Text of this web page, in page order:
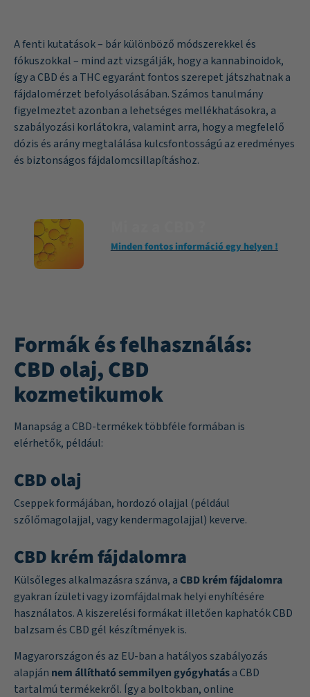
A fenti kutatások – bár különböző módszerekkel és
fókuszokkal – mind azt vizsgálják, hogy a kannabinoidok,
így a CBD és a THC egyaránt fontos szerepet játszhatnak a
fájdalomérzet befolyásolásában. Számos tanulmány
figyelmeztet azonban a lehetséges mellékhatásokra, a
szabályozási korlátokra, valamint arra, hogy a megfelelő
dózis és arány megtalálása kulcsfontosságú az eredményes
és biztonságos fájdalomcsillapításhoz.
Minden fontos információ egy helyen !
Formák és felhasználás:
CBD olaj, CBD
kozmetikumok
Manapság a CBD-termékek többféle formában is
elérhetők, például:
CBD olaj
Cseppek formájában, hordozó olajjal (például
szőlőmagolajjal, vagy kendermagolajjal) keverve.
CBD krém fájdalomra
Külsőleges alkalmazásra szánva, aCBD krém fájdalomra
gyakran ízületi vagy izomfájdalmak helyi enyhítésére
használatos. A kiszerelési formákat illetően kaphatók CBD
balzsam és CBD gél készítmények is.
Magyarországon és az EU-ban a hatályos szabályozás
alapján nem állítható semmilyen gyógyhatása CBD
tartalmú termékekről. Így a boltokban, online